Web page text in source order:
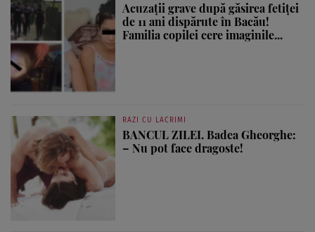
Acuzații grave după găsirea fetiței
de 11 ani dispărute în Bacău!
Familia copilei cere imaginile...
RAZI CU LACRIMI
BANCUL ZILEI. Badea Gheorghe:
– Nu pot face dragoste!